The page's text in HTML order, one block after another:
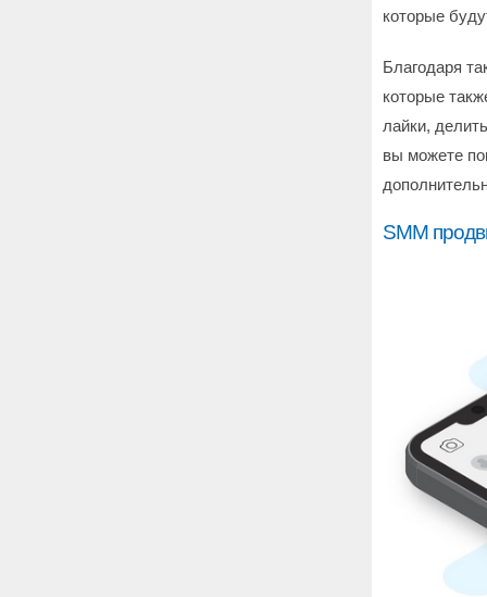
которые
Благодаря
которые
лайки,
вы можете
SMM